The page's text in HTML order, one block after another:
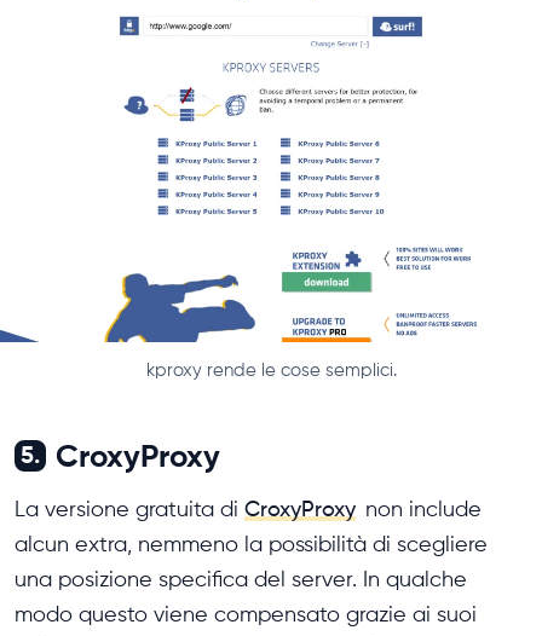
kproxy rende le cose semplici.
5. CroxyProxy
La versione gratuita di CroxyProxy non include
alcun extra, nemmeno la possibilità di scegliere
una posizione specifica del server. In qualche
modo questo viene compensato grazie ai suoi